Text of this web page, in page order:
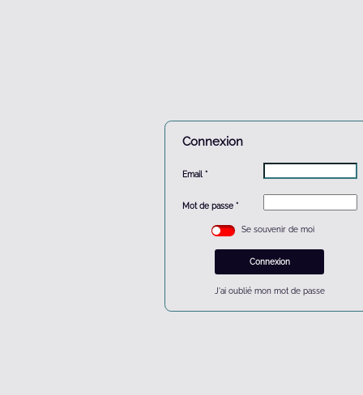
Connexion
Email
Mot de passe
Se souvenir de moi
Connexion
J'ai oublié mon mot de passe